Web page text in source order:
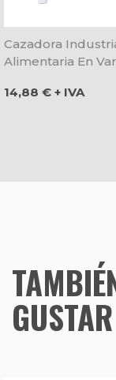
Cazadora
Alimentaria En
Precio
14,88 € + IVA
GUSTAR